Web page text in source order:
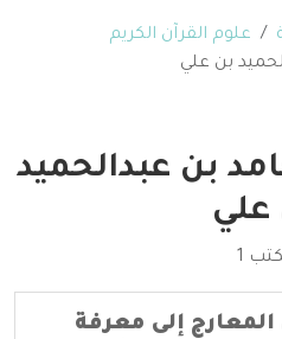
علوم القرآن الكريم
بن علي
بن عبدالحميد
علي
1
إلى معرفة